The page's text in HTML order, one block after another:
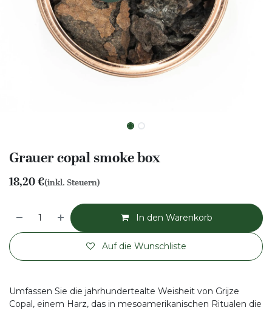
Grauer copal smoke box
18,20€(inkl. Steuern)
In den Warenkorb
Auf die Wunschliste
Umfassen Sie die jahrhundertealte Weisheit von Grijze
Copal, einem Harz, das in mesoamerikanischen Ritualen die